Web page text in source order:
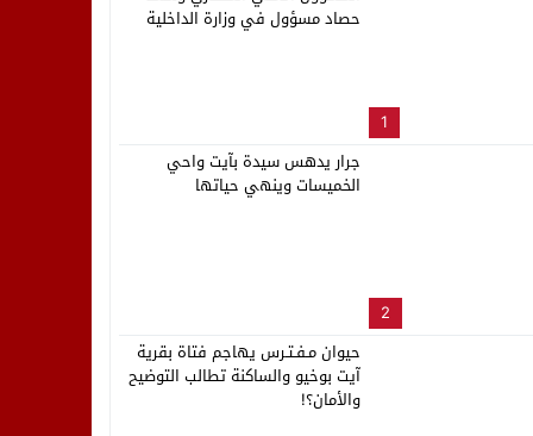
بنزاهة النهائي
1
حصاد مسؤول في وزارة الداخلية
2
جرار يدهس سيدة بآيت واحي
الخميسات وينهي حياتها
حيوان مـفـتـرس يهاجم فتاة بقرية
آيت بوخيو والساكنة تطالب التوضيح
والأمان؟!